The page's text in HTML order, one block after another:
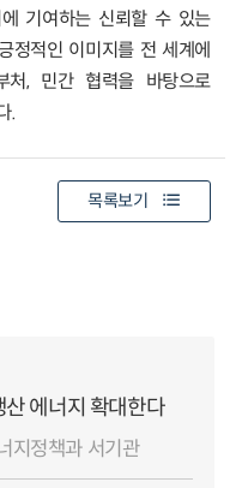
기여하는 신뢰할 수 있는
정적인 이미지를 전 세계에
, 민간 협력을 바탕으로
.
목록보기
에너지 확대한다
지정책과 서기관